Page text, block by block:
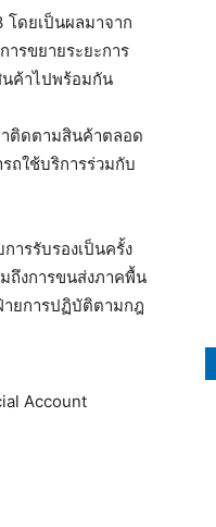
โดยเป็นผลมาจาก
รขยายระยะการ
นค้าไปพร้อมกัน
าติดตามสินค้าตลอด
ถใช้บริการร่วมกับ
ารรับรองเป็นครั้ง
ถึงการขนส่งภาคพื้น
ายการปฏิบัติตามกฎ
Account